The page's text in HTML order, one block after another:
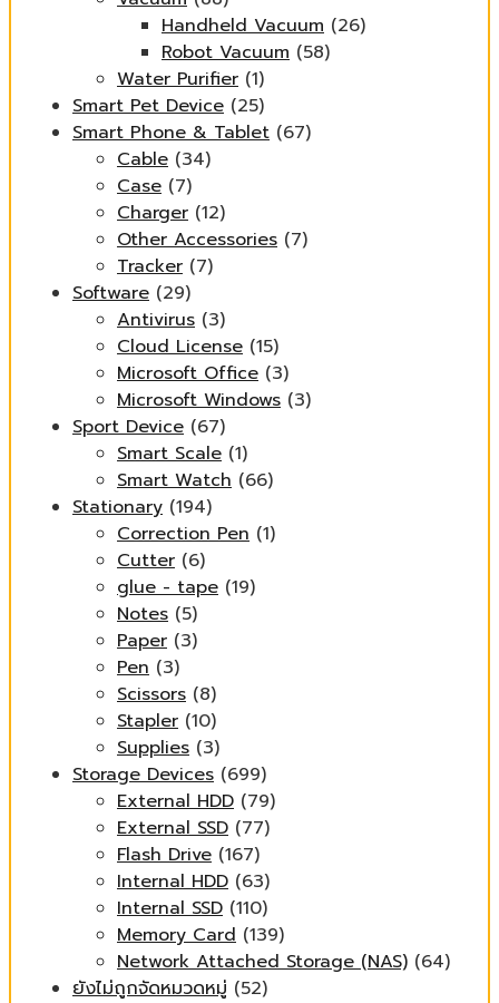
Handheld Vacuum (26)
Robot Vacuum (58)
Water Purifier (1)
Smart Pet Device (25)
Smart Phone & Tablet (67)
Cable (34)
Case (7)
Charger (12)
Other Accessories (7)
Tracker (7)
Software (29)
Antivirus (3)
Cloud License (15)
Microsoft Office (3)
Microsoft Windows (3)
Sport Device (67)
Smart Scale (1)
Smart Watch (66)
Stationary (194)
Correction Pen (1)
Cutter (6)
glue - tape (19)
Notes (5)
Paper (3)
Pen (3)
Scissors (8)
Stapler (10)
Supplies (3)
Storage Devices (699)
External HDD (79)
External SSD (77)
Flash Drive (167)
Internal HDD (63)
Internal SSD (110)
Memory Card (139)
Network Attached Storage (NAS) (64)
ยังไม่ถูกจัดหมวดหมู่ (52)